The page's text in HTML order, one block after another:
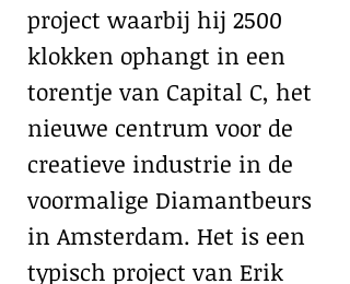
project waarbij hij 2500
klokken ophangt in een
torentje van Capital C, het
nieuwe centrum voor de
creatieve industrie in de
voormalige Diamantbeurs
in Amsterdam. Het is een
typisch project van Erik